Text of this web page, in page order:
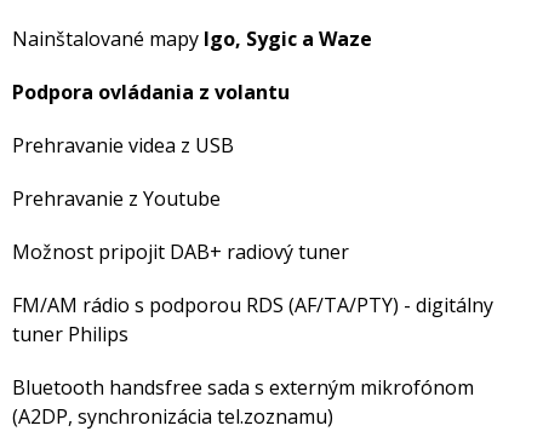
Nainštalované mapy Igo, Sygic a Waze
Podpora ovládania z volantu
Prehravanie videa z USB
Prehravanie z Youtube
Možnost pripojit DAB+ radiový tuner
FM/AM rádio s podporou RDS (AF/TA/PTY) - digitálny
tuner Philips
Bluetooth handsfree sada s externým mikrofónom
(A2DP, synchronizácia tel.zoznamu)